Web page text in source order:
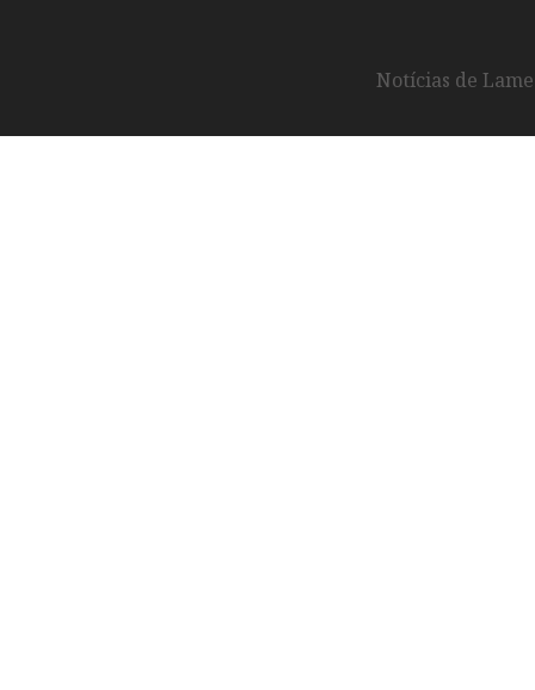
Notícias de